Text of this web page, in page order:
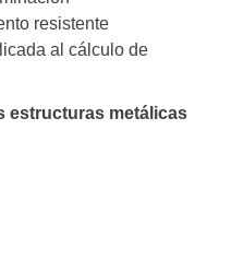
resistente
al cálculo de
estructuras metálicas